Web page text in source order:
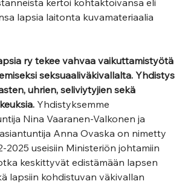
lapsia laitonta kuvamateriaalia
ry tekee vahvaa vaikuttamistyötä
seksuaaliväkivallalta. Yhdistys
uhrien, seliviytyjien sekä
Yhdistyksemme
Nina Vaaranen-Valkonen ja
Anna Ovaska on nimetty
2025 useisiin Ministeriön johtamiin
keskittyvät edistämään lapsen
lapsiin kohdistuvan väkivallan